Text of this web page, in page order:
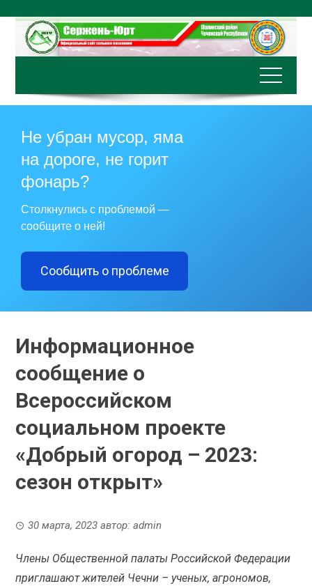
содержимому
Не убран мусор, яма
на дороге, не горит
фонарь?
Столкнулись с проблемой —
сообщите о ней!
Сообщить о проблеме
Информационное
сообщение о
Всероссийском
социальном проекте
«Добрый огород – 2023:
сезон открыт»
30 марта, 2023 автор:admin
Члены Общественной палаты Российской Федерации
приглашают жителей Чечни – ученых, агрономов,